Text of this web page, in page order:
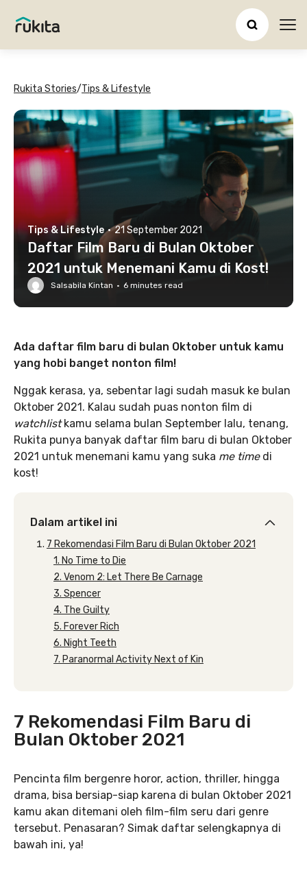
Rukita Stories/Tips & Lifestyle
Tips & Lifestyle · 21 September 2021
Daftar Film Baru di Bulan Oktober
2021 untuk Menemani Kamu di Kost!
Salsabila Kintan · 6 minutes read
Ada daftar film baru di bulan Oktober untuk kamu
yang hobi banget nonton film!
Nggak kerasa, ya, sebentar lagi sudah masuk ke bulan
Oktober 2021. Kalau sudah puas nonton film di
watchlistkamu selama bulan September lalu, tenang,
Rukita punya banyak daftar film baru di bulan Oktober
2021 untuk menemani kamu yang suka me time di
kost!
Dalam artikel ini
7 Rekomendasi Film Baru di Bulan Oktober 2021
1. No Time to Die
2. Venom 2: Let There Be Carnage
3. Spencer
4. The Guilty
5. Forever Rich
6. Night Teeth
7. Paranormal Activity Next of Kin
7 Rekomendasi Film Baru di
Bulan Oktober 2021
Pencinta film bergenre horor, action, thriller, hingga
drama, bisa bersiap-siap karena di bulan Oktober 2021
kamu akan ditemani oleh film-film seru dari genre
tersebut. Penasaran? Simak daftar selengkapnya di
bawah ini, ya!